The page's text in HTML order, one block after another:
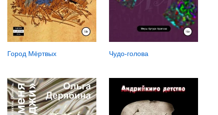
Город Мёртвых Чудо-голова